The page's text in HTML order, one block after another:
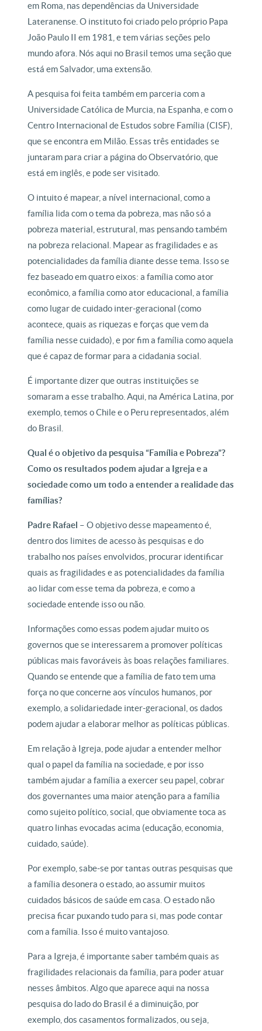
em Roma, nas dependências da Universidade
Lateranense. O instituto foi criado pelo próprio Papa
João Paulo II em 1981, e tem várias seções pelo
mundo afora. Nós aqui no Brasil temos uma seção que
está em Salvador, uma extensão.
A pesquisa foi feita também em parceria com a
Universidade Católica de Murcia, na Espanha, e com o
Centro Internacional de Estudos sobre Família (CISF),
que se encontra em Milão. Essas três entidades se
juntaram para criar a página do Observatório, que
está em inglês, e pode ser visitado.
O intuito é mapear, a nível internacional, como a
família lida com o tema da pobreza, mas não só a
pobreza material, estrutural, mas pensando também
na pobreza relacional. Mapear as fragilidades e as
potencialidades da família diante desse tema. Isso se
fez baseado em quatro eixos: a família como ator
econômico, a família como ator educacional, a família
como lugar de cuidado inter-geracional (como
acontece, quais as riquezas e forças que vem da
família nesse cuidado), e por fim a família como aquela
que é capaz de formar para a cidadania social.
É importante dizer que outras instituições se
somaram a esse trabalho. Aqui, na América Latina, por
exemplo, temos o Chile e o Peru representados, além
do Brasil.
Qual é o objetivo da pesquisa “Família e Pobreza”?
Como os resultados podem ajudar a Igreja e a
sociedade como um todo a entender a realidade das
famílias?
Padre Rafael –O objetivo desse mapeamento é,
dentro dos limites de acesso às pesquisas e do
trabalho nos países envolvidos, procurar identificar
quais as fragilidades e as potencialidades da família
ao lidar com esse tema da pobreza, e como a
sociedade entende isso ou não.
Informações como essas podem ajudar muito os
governos que se interessarem a promover políticas
públicas mais favoráveis às boas relações familiares.
Quando se entende que a família de fato tem uma
força no que concerne aos vínculos humanos, por
exemplo, a solidariedade inter-geracional, os dados
podem ajudar a elaborar melhor as políticas públicas.
Em relação à Igreja, pode ajudar a entender melhor
qual o papel da família na sociedade, e por isso
também ajudar a família a exercer seu papel, cobrar
dos governantes uma maior atenção para a família
como sujeito político, social, que obviamente toca as
quatro linhas evocadas acima (educação, economia,
cuidado, saúde).
Por exemplo, sabe-se por tantas outras pesquisas que
a família desonera o estado, ao assumir muitos
cuidados básicos de saúde em casa. O estado não
precisa ficar puxando tudo para si, mas pode contar
com a família. Isso é muito vantajoso.
Para a Igreja, é importante saber também quais as
fragilidades relacionais da família, para poder atuar
nesses âmbitos. Algo que aparece aqui na nossa
pesquisa do lado do Brasil é a diminuição, por
exemplo, dos casamentos formalizados, ou seja,